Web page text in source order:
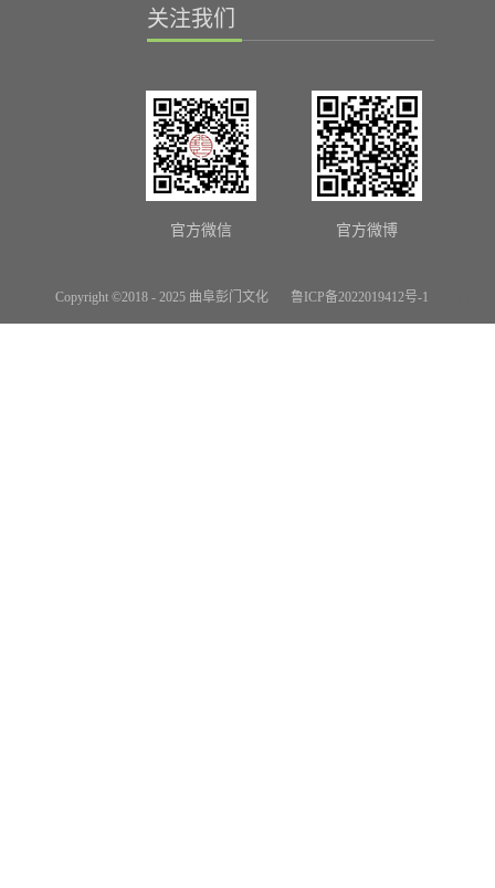
Copyright ©2018 - 2025 曲阜彭门文化 鲁ICP备2022019412号-1
关注我们
官方微信 官方微博